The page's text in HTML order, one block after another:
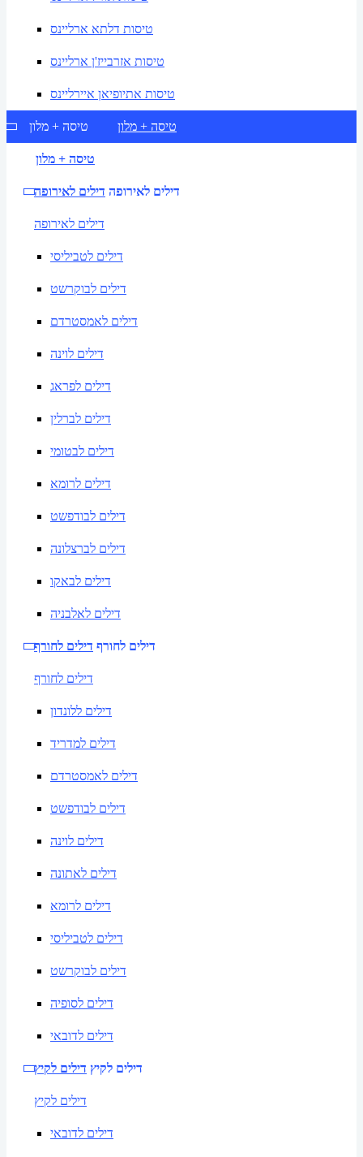
טיסות דלתא ארליינס
טיסות אזרבייז'ן ארליינס
טיסות אתיופיאן איירליינס
טיסה + מלון טיסה + מלון
טיסה + מלון
דילים לאירופה דילים לאירופה
דילים לאירופה
דילים לטביליסי
דילים לבוקרשט
דילים לאמסטרדם
דילים לוינה
דילים לפראג
דילים לברלין
דילים לבטומי
דילים לרומא
דילים לבודפשט
דילים לברצלונה
דילים לבאקו
דילים לאלבניה
דילים לחורף דילים לחורף
דילים לחורף
דילים ללונדון
דילים למדריד
דילים לאמסטרדם
דילים לבודפשט
דילים לוינה
דילים לאתונה
דילים לרומא
דילים לטביליסי
דילים לבוקרשט
דילים לסופיה
דילים לדובאי
דילים לקיץ דילים לקיץ
דילים לקיץ
דילים לדובאי